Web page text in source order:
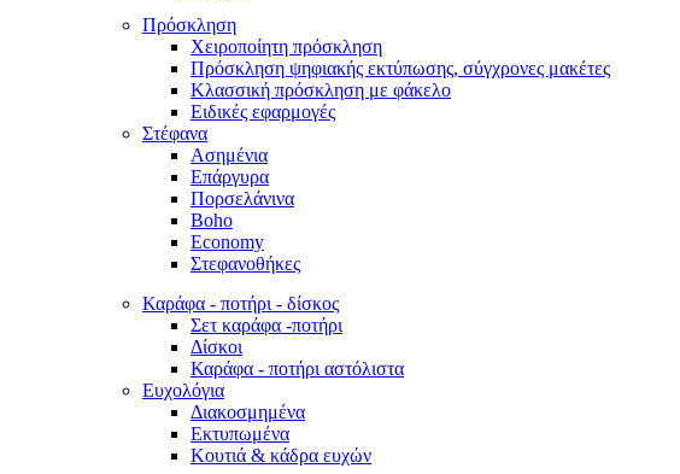
Πρόσκληση
Χειροποίητη πρόσκληση
Πρόσκληση ψηφιακής εκτύπωσης, σύγχρονες μακέτες
Κλασσική πρόσκληση με φάκελο
Ειδικές εφαρμογές
Στέφανα
Ασημένια
Επάργυρα
Πορσελάνινα
Boho
Economy
Στεφανοθήκες
Καράφα - ποτήρι - δίσκος
Σετ καράφα -ποτήρι
Δίσκοι
Καράφα - ποτήρι αστόλιστα
Ευχολόγια
Διακοσμημένα
Εκτυπωμένα
Κουτιά & κάδρα ευχών